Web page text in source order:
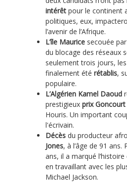
intérêt pour le continent
politiques, eux,
l’avenir de l’Afrique.
L’île Maurice secouée
du blocage des réseaux
seulement trois jours,
finalement été rétablis,
populaire.
L’Algérien Kamel Daoud
prestigieux prix Goncourt
Houris. Un important
l'écrivain.
Décès du producteur
Jones, à l’âge de 91 ans.
ans, il a marqué
en travaillant avec les
Michael Jackson.